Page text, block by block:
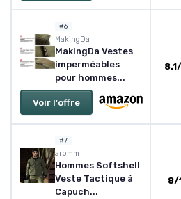
#6
MakingDa
MakingDa Vestes
imperméables
pour hommes...
Voir l'offre
#7
aromm
Hommes Softshell
Veste Tactique à
Capuch...
8/